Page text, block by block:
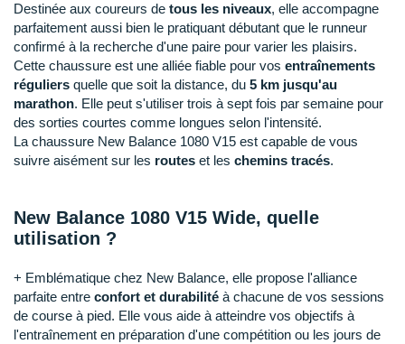
Destinée aux coureurs de tous les niveaux, elle accompagne
parfaitement aussi bien le pratiquant débutant que le runneur
confirmé à la recherche d'une paire pour varier les plaisirs.
Cette chaussure est une alliée fiable pour vos entraînements
réguliers quelle que soit la distance, du 5 km jusqu'au
marathon. Elle peut s'utiliser trois à sept fois par semaine pour
des sorties courtes comme longues selon l'intensité.
La chaussure New Balance 1080 V15 est capable de vous
suivre aisément sur les routes et les chemins tracés.
New Balance 1080 V15 Wide, quelle
utilisation ?
+ Emblématique chez New Balance, elle propose l'alliance
parfaite entre confort et durabilité à chacune de vos sessions
de course à pied. Elle vous aide à atteindre vos objectifs à
l'entraînement en préparation d'une compétition ou les jours de
Raidlight
Reebok
Salomon
Saucony
Saxx
Scott
Shokz
Sidas